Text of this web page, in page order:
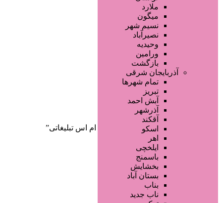
ملارد
میگون
نسیم شهر
نصیرآباد
وحیدیه
ورامین
بازگشت
آذربایجان شرقی
تمام شهر‌ها
تبریز
آبش احمد
آذرشهر
آقکند
اسکو
اهر
ایلخچی
باسمنج
بخشایش
بستان آباد
بناب
ناب جدید
صفحه اختصاصی
لیست سایتهای تبلیغاتی
دسته‌بندی‌ها
/ محصولات برچسب خورده “اس ام اس تبلیغاتی”